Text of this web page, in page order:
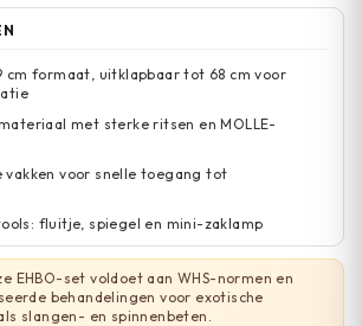
cm formaat, uitklapbaar tot 68 cm voor
met sterke ritsen en MOLLE-
vakken voor snelle toegang tot
fluitje, spiegel en mini-zaklamp
EHBO-set voldoet aan WHS-normen en
behandelingen voor exotische
slangen- en spinnenbeten.